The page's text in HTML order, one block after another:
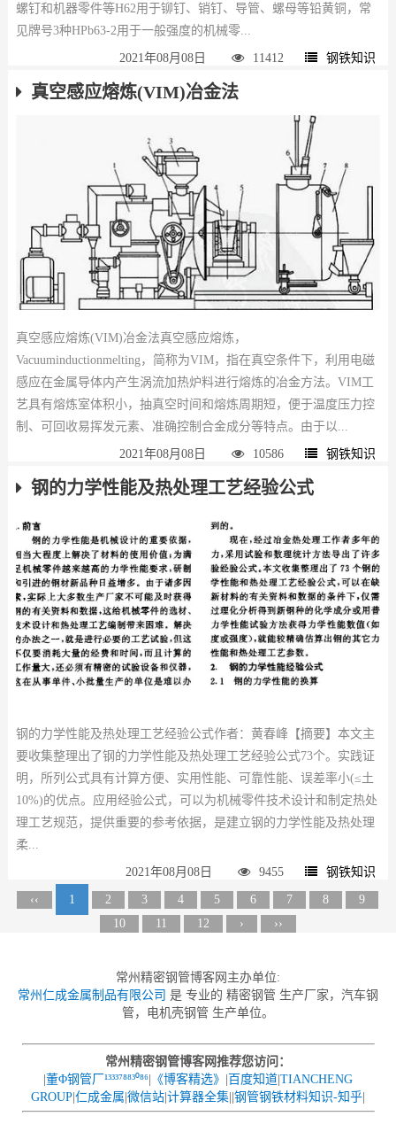
螺钉和机器零件等H62用于铆钉、销钉、导管、螺母等铅黄铜，常
见牌号3种HPb63-2用于一般强度的机械零...
2021年08月08日 11412 钢铁知识
真空感应熔炼(VIM)冶金法
真空感应熔炼(VIM)冶金法真空感应熔炼，
Vacuuminductionmelting，简称为VIM，指在真空条件下，利用电磁
感应在金属导体内产生涡流加热炉料进行熔炼的冶金方法。VIM工
艺具有熔炼室体积小，抽真空时间和熔炼周期短，便于温度压力控
制、可回收易挥发元素、准确控制合金成分等特点。由于以...
2021年08月08日 10586 钢铁知识
钢的力学性能及热处理工艺经验公式
钢的力学性能及热处理工艺经验公式作者：黄春峰【摘要】本文主
要收集整理出了钢的力学性能及热处理工艺经验公式73个。实践证
明，所列公式具有计算方便、实用性能、可靠性能、误差率小(≤土
10%)的优点。应用经验公式，可以为机械零件技术设计和制定热处
理工艺规范，提供重要的参考依据，是建立钢的力学性能及热处理
柔...
2021年08月08日 9455 钢铁知识
‹‹ 1 2 3 4 5 6 7 8
9
10
11 12 › ››
常州精密钢管博客网主办单位:
常州仁成金属制品有限公司 是 专业的 精密钢管 生产厂家，汽车钢
管，电机壳钢管 生产单位。
常州精密钢管博客网推荐您访问：
|董Φ钢管厂¹³³³⁷⁸⁸³⁰⁸⁶| 《博客精选》 |百度知道|TIANCHENG
GROUP|仁成金属|微信站|计算器全集||钢管钢铁材料知识-知乎|